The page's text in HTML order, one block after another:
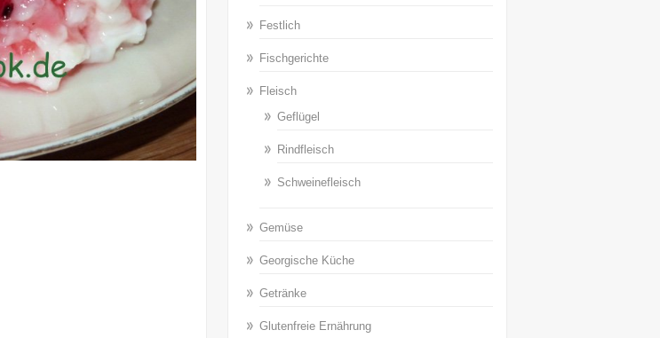
Festlich
Fischgerichte
Fleisch
Geflügel
Rindfleisch
Schweinefleisch
Gemüse
Georgische Küche
Getränke
Glutenfreie Ernährung